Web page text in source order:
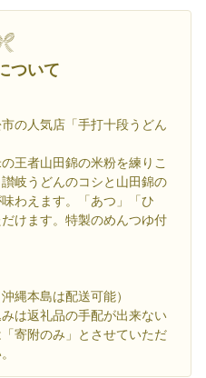
ついて
の人気店「手打十段うどん
王者山田錦の米粉を練りこ
岐うどんのコシと山田錦の
わえます。「あつ」「ひ
けます。特製のめんつゆ付
縄本島は配送可能）
は返礼品の手配が出来ない
寄附のみ」とさせていただ